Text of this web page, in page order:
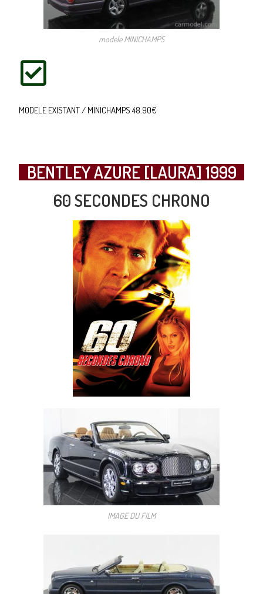
modele MINICHAMPS
MODELE EXISTANT / MINICHAMPS 48.90€
BENTLEY AZURE [LAURA] 1999
60 SECONDES CHRONO
IMAGE DU FILM